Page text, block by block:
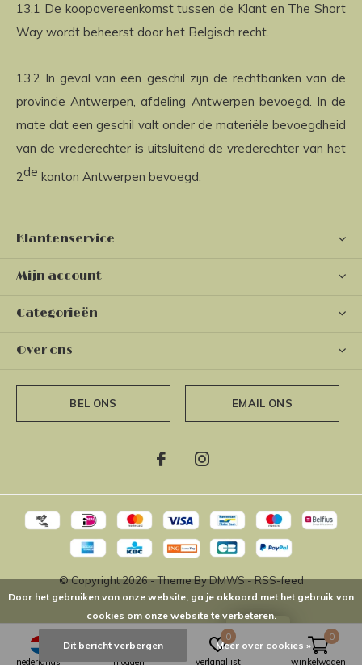
13.1 De koopovereenkomst tussen de Klant en The Short
Way wordt beheerst door het Belgisch recht.
13.2 In geval van een geschil zijn de rechtbanken van de
provincie Antwerpen, afdeling Antwerpen bevoegd. In de
mate dat een geschil valt onder de materiële bevoegdheid
van de vrederechter is uitsluitend de vrederechter van het
2de kanton Antwerpen bevoegd.
Klantenservice
Mijn account
Categorieën
Over ons
BEL ONS EMAIL ONS
© Copyright2026- Theme ByDMWS-RSS-feed
nederlands inloggen verlanglijst
0
winkelwagen
0
Door het gebruiken van onze website, ga je akkoord met het gebruik van
cookies om onze website te verbeteren.
Dit bericht verbergen Meer over cookies »
LOYALTY